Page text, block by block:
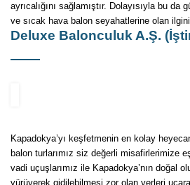
ayrıcalığını sağlamıştır. Dolayısıyla bu
ve sıcak hava balon seyahatlerine olan
Deluxe Balonculuk A.Ş.
Kapadokya’yı keşfetmenin en kolay
balon turlarımız siz değerli misafirlerimize
vadi uçuşlarımız ile Kapadokya’nın doğal
yürüyerek gidilebilmesi zor olan yerleri